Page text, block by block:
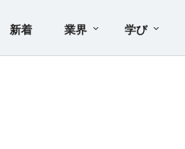
新着 業界 学び